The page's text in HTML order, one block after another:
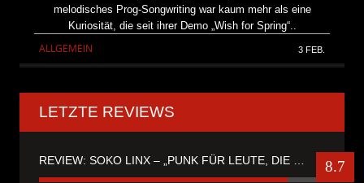
melodisches Prog-Songwriting war kaum mehr als eine
Kuriosität, die seit ihrer Demo „Wish for Spring“..
ALLGEMEIN 3 FEB.
LETZTE REVIEWS
8.7